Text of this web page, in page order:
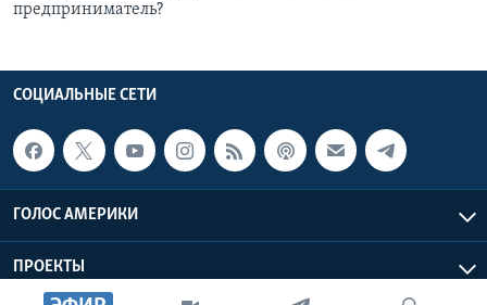
предприниматель?
СОЦИАЛЬНЫЕ СЕТИ
ГОЛОС АМЕРИКИ
ПРОЕКТЫ